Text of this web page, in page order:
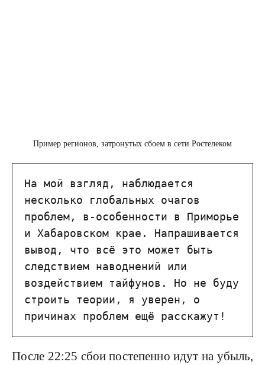
Пример регионов, затронутых сбоем в сети Ростелеком
На мой взгляд, наблюдается
несколько глобальных очагов
проблем, в-особенности в Приморье
и Хабаровском крае. Напрашивается
вывод, что всё это может быть
следствием наводнений или
воздействием тайфунов. Но не буду
строить теории, я уверен, о
причинах проблем ещё расскажут!
После 22:25 сбои постепенно идут на убыль,